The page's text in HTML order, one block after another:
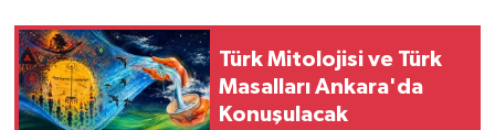
Türk Mitolojisi ve Türk
Masalları Ankara'da
Konuşulacak